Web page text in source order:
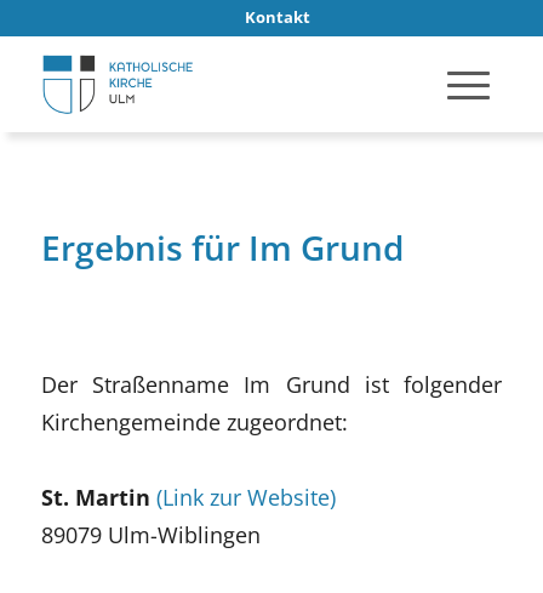
Kontakt
Ergebnis für Im Grund
Der Straßenname Im Grund ist folgender
Kirchengemeinde zugeordnet:
St. Martin (Link zur Website)
89079 Ulm-Wiblingen